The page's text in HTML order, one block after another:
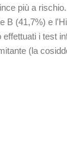
più a
B (41,7%) e
i test
(la